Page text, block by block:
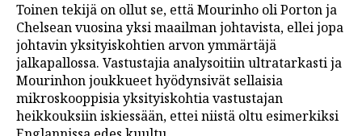
Toinen tekijä on ollut se, että Mourinho oli Porton ja
Chelsean vuosina yksi maailman johtavista, ellei jopa
johtavin yksityiskohtien arvon ymmärtäjä
jalkapallossa. Vastustajia analysoitiin ultratarkasti ja
Mourinhon joukkueet hyödynsivät sellaisia
mikroskooppisia yksityiskohtia vastustajan
heikkouksiin iskiessään, ettei niistä oltu esimerkiksi